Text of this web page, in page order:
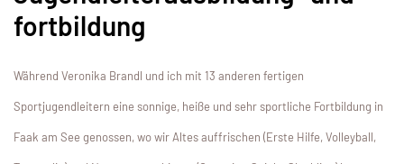
fortbildung
Während Veronika Brandl und ich mit 13 anderen fertigen
Sportjugendleitern eine sonnige, heiße und sehr sportliche Fortbildung in
Faak am See genossen, wo wir Altes auffrischen (Erste Hilfe, Volleyball,